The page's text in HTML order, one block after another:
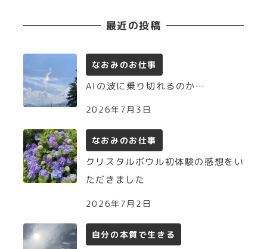
最近の投稿
なおみのお仕事
AIの波に乗り切れるのか…
2026年7月3日
なおみのお仕事
クリスタルボウル初体験の感想をい
ただきました
2026年7月2日
自分の本質で生きる